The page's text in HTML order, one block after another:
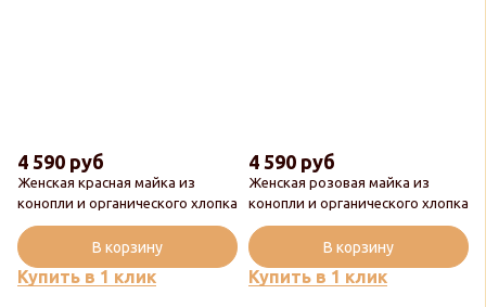
Женская красная майка из
конопли и органического хлопка
4 590 руб
Купить в 1 клик
В корзину
Женская розовая майка из
конопли и органического хлопка
4 590 руб
Купить в 1 клик
В корзину